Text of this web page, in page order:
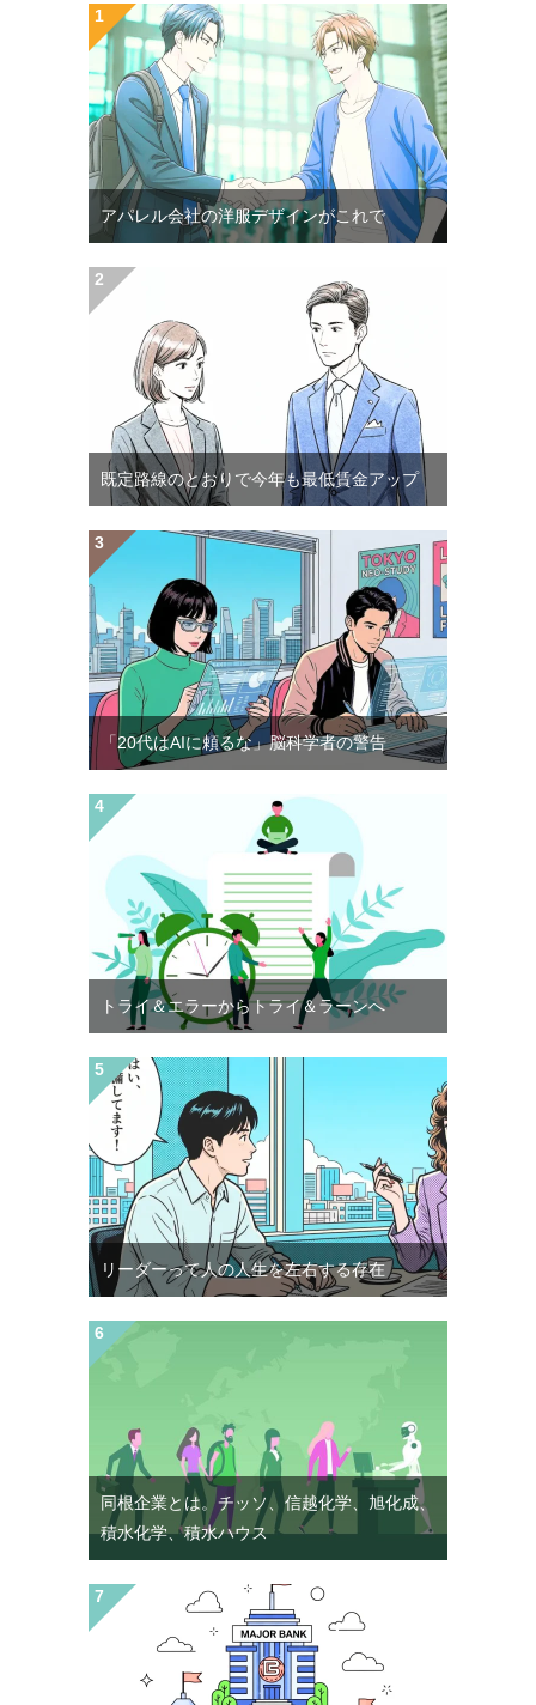
アパレル会社の洋服デザインがこれで
既定路線のとおりで今年も最低賃金アップ
「20代はAIに頼るな」脳科学者の警告
トライ＆エラーからトライ＆ラーンへ
リーダーって人の人生を左右する存在
同根企業とは。チッソ、信越化学、旭化成、
積水化学、積水ハウス